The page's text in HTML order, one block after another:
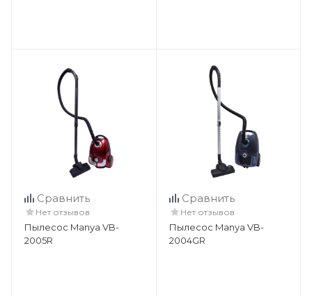
Сравнить
Нет отзывов
Пылесос Manya VB-
2005R
Сравнить
Нет отзывов
Пылесос Manya VB-
2004GR